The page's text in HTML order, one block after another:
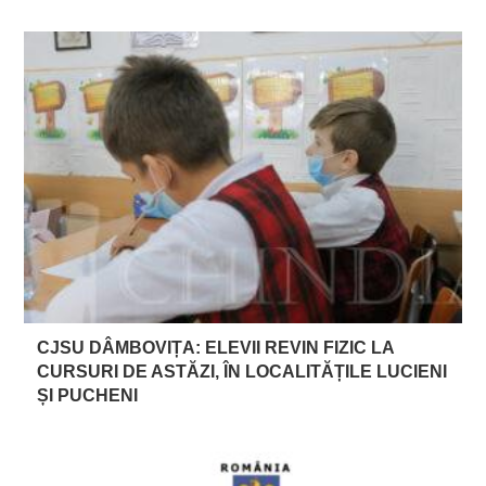
CJSU DÂMBOVIȚA: ELEVII REVIN FIZIC LA
CURSURI DE ASTĂZI, ÎN LOCALITĂȚILE LUCIENI
ȘI PUCHENI